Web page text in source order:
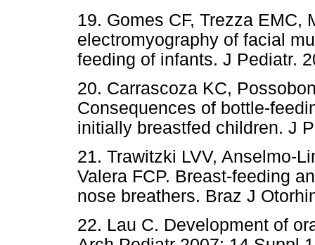
19. Gomes CF, Trezza EMC,
electromyography of facial
feeding of infants. J Pediatr.
20. Carrascoza KC,
Consequences of bottle-
initially breastfed children. J
21. Trawitzki LVV, Anselmo-
Valera FCP. Breast-feeding
nose breathers. Braz J
22. Lau C. Development of